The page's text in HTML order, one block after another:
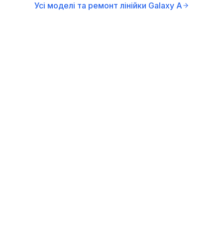
Усі моделі та ремонт лінійки Galaxy A